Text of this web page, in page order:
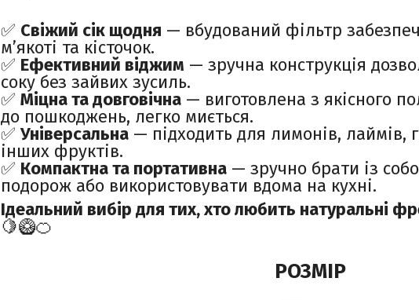
✅ Свіжий сік щодня — вбудований фільтр
м’якоті та кісточок.
✅ Ефективний віджим — зручна конструкція
соку без зайвих зусиль.
✅ Міцна та довговічна — виготовлена з якісного
до пошкоджень, легко миється.
✅ Універсальна — підходить для лимонів, лаймів,
інших фруктів.
✅ Компактна та портативна — зручно брати із
подорож або використовувати вдома на кухні.
Ідеальний вибір для тих, хто любить натуральні
🍋🥝🍊
РОЗМІР